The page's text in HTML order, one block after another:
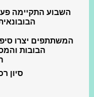
השבוע התקיימה
המשתתפים יצרו
הבובות
סיון